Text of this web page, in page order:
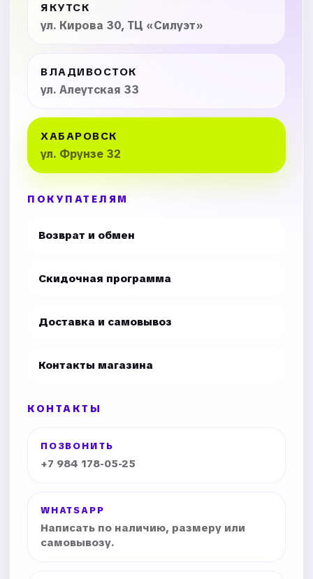
ЯКУТСК
ул. Кирова 30, ТЦ «Силуэт»
ВЛАДИВОСТОК
ул. Алеутская 33
ХАБАРОВСК
ул. Фрунзе 32
ПОКУПАТЕЛЯМ
Возврат и обмен
Скидочная программа
Доставка и самовывоз
Контакты магазина
КОНТАКТЫ
ПОЗВОНИТЬ
+7 984 178-05-25
WHATSAPP
Написать по наличию, размеру или
самовывозу.